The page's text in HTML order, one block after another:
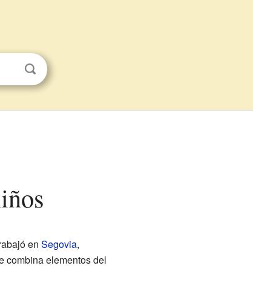
en Segovia,
combina elementos del